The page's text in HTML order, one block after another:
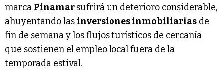
marca Pinamarsufrirá un deterioro considerable,
ahuyentando las inversiones inmobiliarias de
fin de semana y los flujos turísticos de cercanía
que sostienen el empleo local fuera de la
temporada estival.